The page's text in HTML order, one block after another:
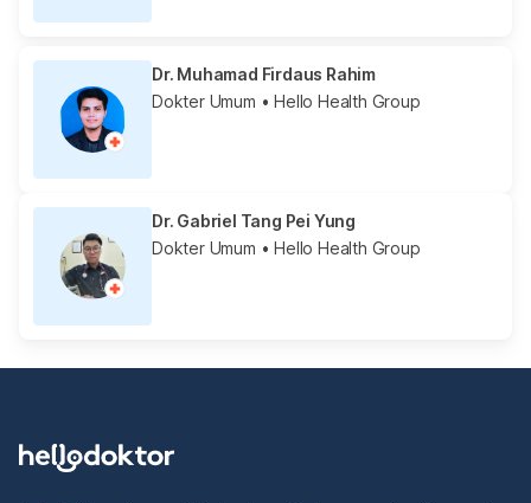
Dr. Muhamad Firdaus Rahim
Dokter Umum • Hello Health Group
Dr. Gabriel Tang Pei Yung
Dokter Umum • Hello Health Group